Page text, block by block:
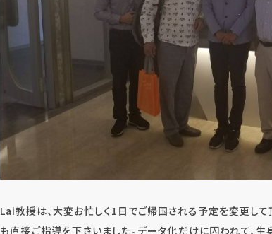
審美歯科・美容
Lai教授は、大変お忙しく1日でご帰国される予定を変更して
も直接ご指導を下さいました。データ化だけに囚われて、